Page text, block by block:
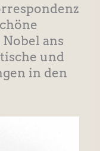
ans
und
in den